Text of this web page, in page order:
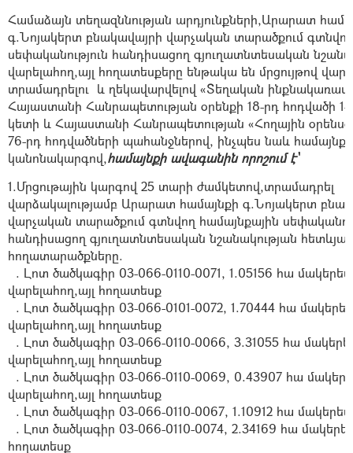
Համաձայն տեղազննության արդյունքների,Արարատ
գ.Նոյակերտ բնակավայրի վարչական տարածքում
սեփականություն հանդիսացող գյուղատնտեսական
վարելահող,այլ հողատեսքերը ենթակա են մրցույթով
տրամադրելու և ղեկավարվելով «Տեղական
Հայաստանի Հանրապետության օրենքի 18-րդ հոդվածի 1-
կետի և Հայաստանի Հանրապետության «Հողային
76-րդ հոդվածների պահանջներով, ինչպես նաև
կանոնակարգով,համայնքի ավագանին որոշում է՝
1.Մրցութային կարգով 25 տարի ժամկետով,տրամադրել
վարձակալությամբ Արարատ համայնքի գ.Նոյակերտ
վարչական տարածքում գտնվող համայնքային
հանդիսացող գյուղատնտեսական նշանակության հետևյալ
հողատարածքները.
. Լոտ ծածկագիր 03-066-0110-0071, 1.05156 հա
վարելահող,այլ հողատեսք
. Լոտ ծածկագիր 03-066-0101-0072, 1.70444 հա
վարելահող,այլ հողատեսք
. Լոտ ծածկագիր 03-066-0110-0066, 3.31055 հա
վարելահող,այլ հողատեսք
. Լոտ ծածկագիր 03-066-0110-0069, 0.43907 հա
վարելահող,այլ հողատեսք
. Լոտ ծածկագիր 03-066-0110-0067, 1.10912 հա
. Լոտ ծածկագիր 03-066-0110-0074, 2.34169 հա
հողատեսք